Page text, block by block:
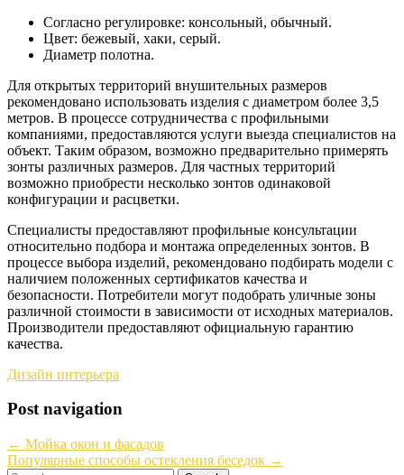
Согласно регулировке: консольный, обычный.
Цвет: бежевый, хаки, серый.
Диаметр полотна.
Для открытых территорий внушительных размеров
рекомендовано использовать изделия с диаметром более 3,5
метров. В процессе сотрудничества с профильными
компаниями, предоставляются услуги выезда специалистов на
объект. Таким образом, возможно предварительно примерять
зонты различных размеров. Для частных территорий
возможно приобрести несколько зонтов одинаковой
конфигурации и расцветки.
Специалисты предоставляют профильные консультации
относительно подбора и монтажа определенных зонтов. В
процессе выбора изделий, рекомендовано подбирать модели с
наличием положенных сертификатов качества и
безопасности. Потребители могут подобрать уличные зоны
различной стоимости в зависимости от исходных материалов.
Производители предоставляют официальную гарантию
качества.
Дизайн интерьера
Post navigation
← Мойка окон и фасадов
Популярные способы остекления беседок →